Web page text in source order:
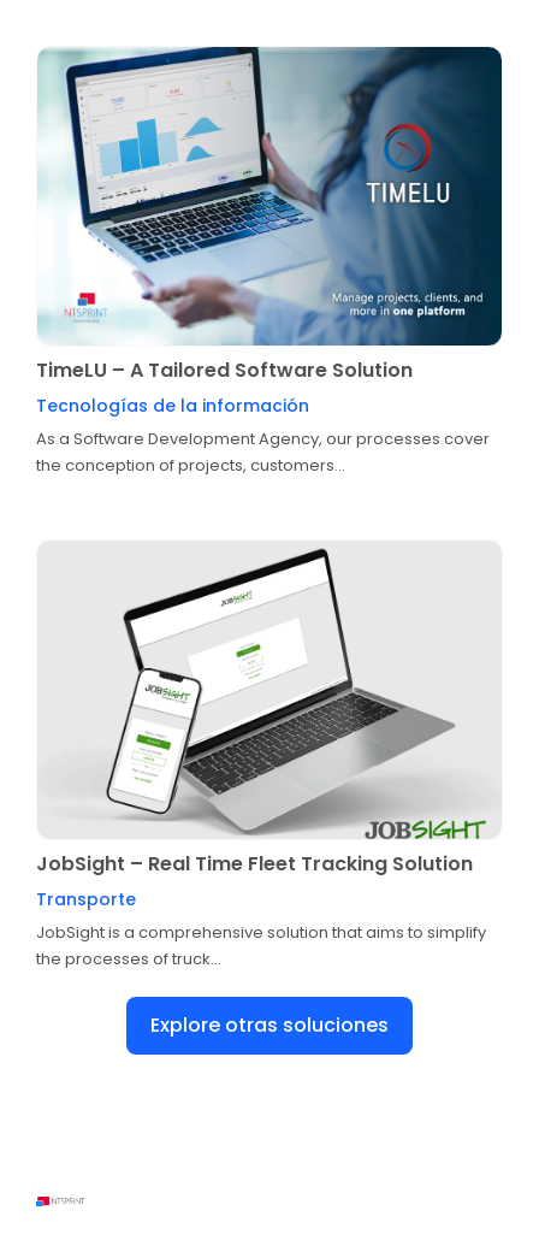
TimeLU – A Tailored Software Solution
Tecnologías de la información
As a Software Development Agency, our processes cover
the conception of projects, customers...
JobSight – Real Time Fleet Tracking Solution
Transporte
JobSight is a comprehensive solution that aims to simplify
the processes of truck...
Explore otras soluciones